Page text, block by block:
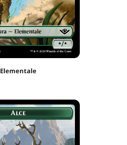
Elementale